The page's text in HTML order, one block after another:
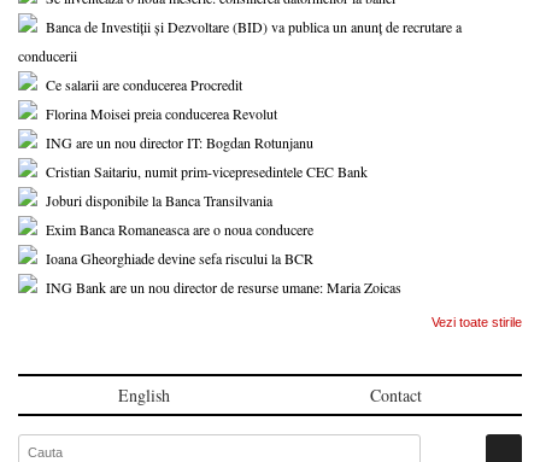
Banca de Investiții și Dezvoltare (BID) va publica un anunț de recrutare a
conducerii
Ce salarii are conducerea Procredit
Florina Moisei preia conducerea Revolut
ING are un nou director IT: Bogdan Rotunjanu
Cristian Saitariu, numit prim-vicepresedintele CEC Bank
Joburi disponibile la Banca Transilvania
Exim Banca Romaneasca are o noua conducere
Ioana Gheorghiade devine sefa riscului la BCR
ING Bank are un nou director de resurse umane: Maria Zoicas
Vezi toate stirile
English Contact